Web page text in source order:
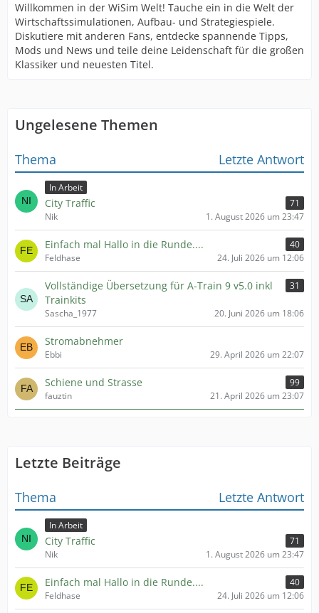
Willkommen in der WiSim Welt! Tauche ein in die Welt der
Wirtschaftssimulationen, Aufbau- und Strategiespiele.
Diskutiere mit anderen Fans, entdecke spannende Tipps,
Mods und News und teile deine Leidenschaft für die großen
Klassiker und neuesten Titel.
Ungelesene Themen
Thema Letzte Antwort
In Arbeit
City Traffic
71
Nik
1. August 2026 um 23:47
Einfach mal Hallo in die Runde....
40
Feldhase
24. Juli 2026 um 12:06
Vollständige Übersetzung für A-Train 9 v5.0 inkl
Trainkits
31
Sascha_1977 20. Juni 2026 um 18:06
Stromabnehmer
Ebbi 29. April 2026 um 22:07
Schiene und Strasse
99
fauztin
21. April 2026 um 23:07
Letzte Beiträge
Thema Letzte Antwort
In Arbeit
City Traffic
71
Nik
1. August 2026 um 23:47
Einfach mal Hallo in die Runde....
40
Feldhase
24. Juli 2026 um 12:06